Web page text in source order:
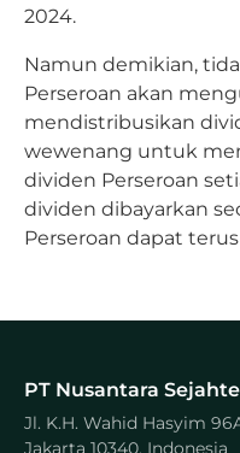
2024.
Namun demikian,
Perseroan akan
mendistribusikan
wewenang untuk
dividen Perseroan
dividen dibayarkan
Perseroan dapat
PT Nusantara
Jl. K.H. Wahid Hasyim
Jakarta 10340, Indonesia